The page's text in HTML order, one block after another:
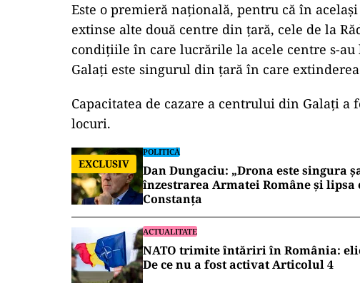
Este o premieră națională, pentru că în
extinse alte două centre din ţară, cele de la
condiţiile în care lucrările la acele centre s-
Galaţi este singurul din ţară în care
Capacitatea de cazare a centrului din Galați a
locuri.
EXCLUSIV
POLITICĂ
Dan Dungaciu: „Drona este singura
înzestrarea Armatei Române și
Constanța
ACTUALITATE
NATO trimite întăriri în România:
De ce nu a fost activat Articolul 4